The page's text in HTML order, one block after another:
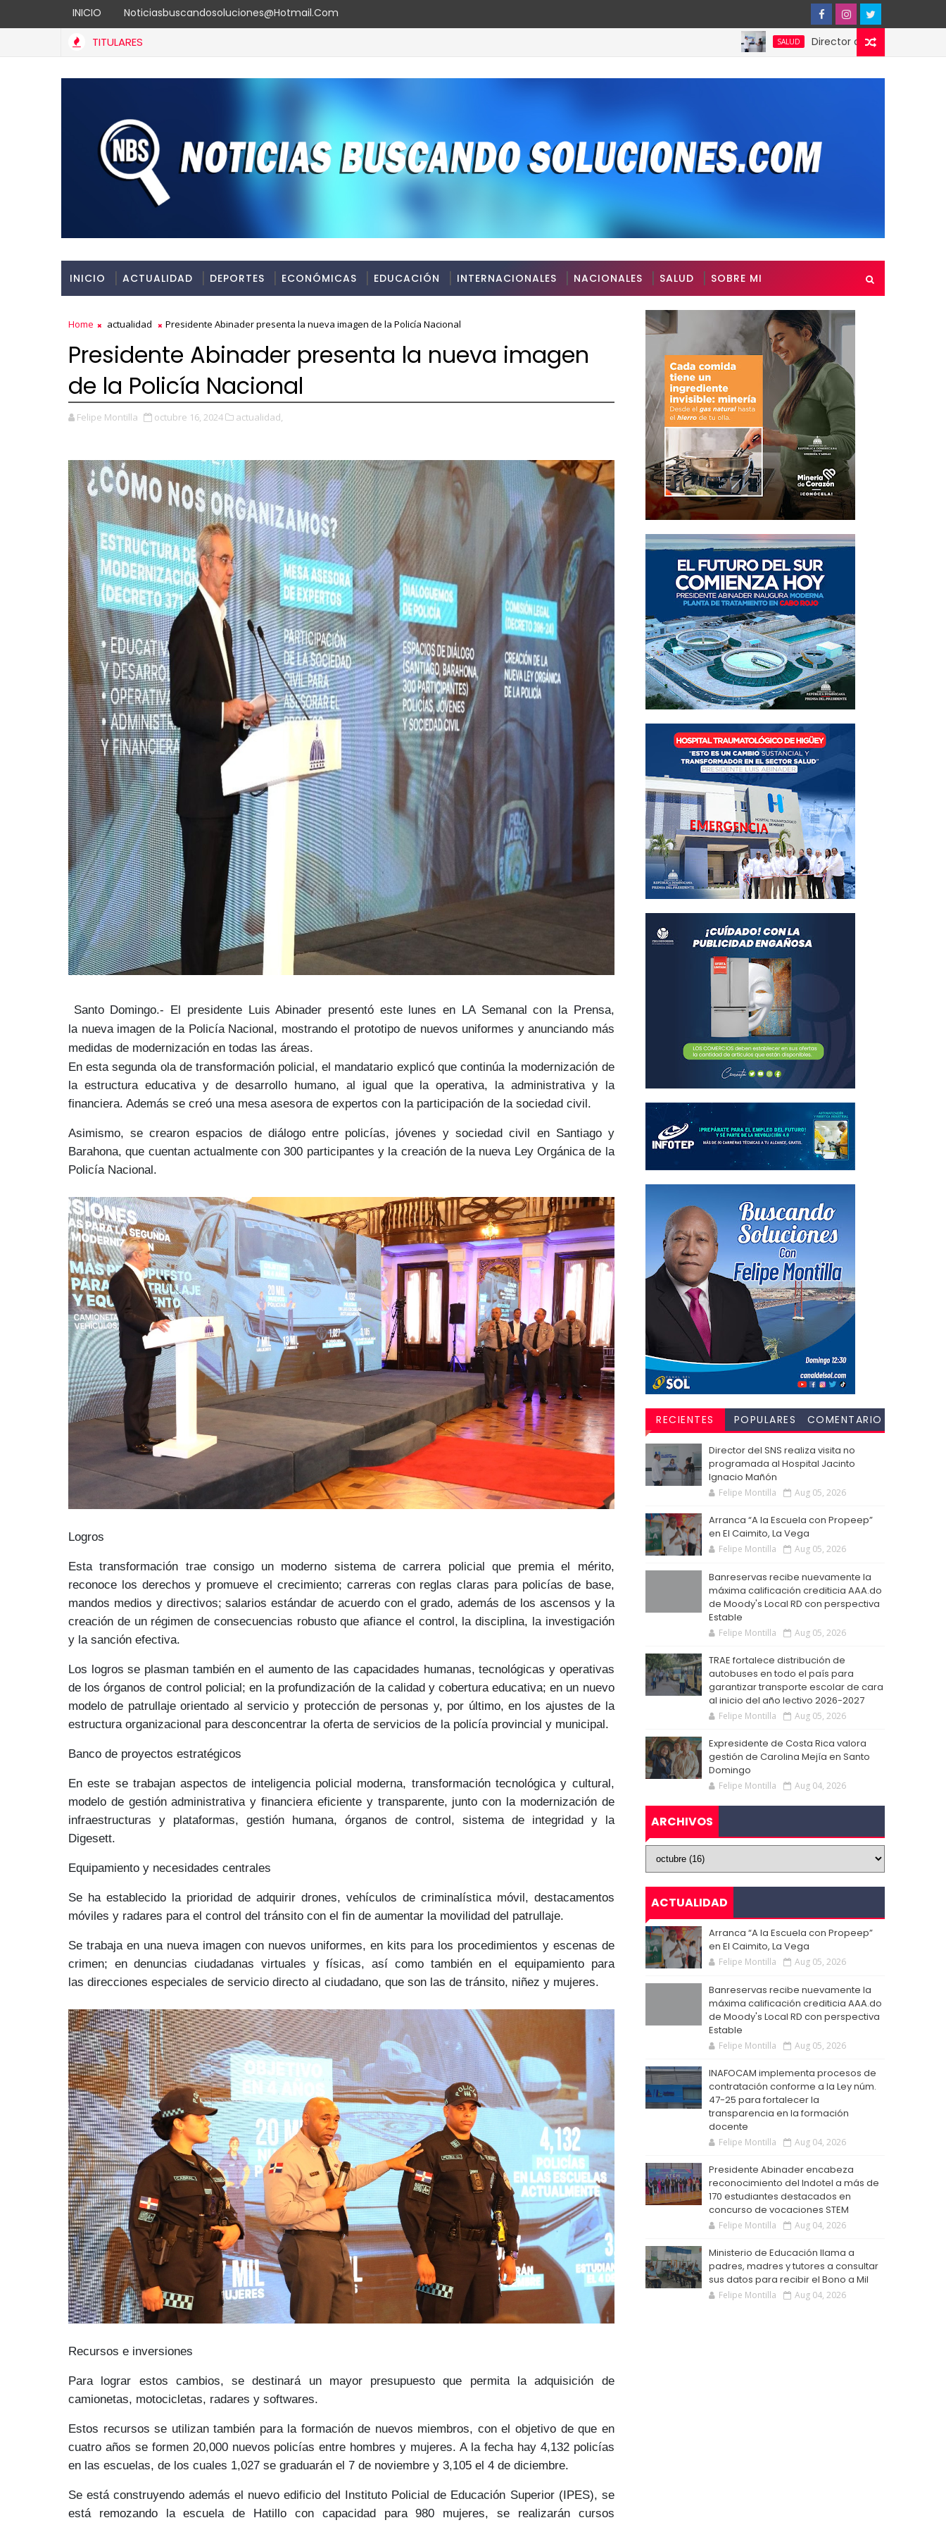
INICIO Noticiasbuscandosoluciones@hotmail.com
TITULARES Director del SNS realiza visita no
INICIO ACTUALIDAD DEPORTES ECONÓMICAS EDUCACIÓN INTERNACIONALES NACIONALES SALUD SOBRE MI
Home actualidad Presidente Abinader presenta la nueva imagen de la Policía Nacional
Presidente Abinader presenta la nueva imagen
de la Policía Nacional
Felipe Montilla octubre 16, 2024 actualidad,
Santo Domingo.- El presidente Luis Abinader presentó este lunes en LA Semanal con la Prensa,
la nueva imagen de la Policía Nacional, mostrando el prototipo de nuevos uniformes y anunciando más
medidas de modernización en todas las áreas.
En estasegunda ola de transformación policial, el mandatario explicó que continúa la modernización de
la estructura educativa y de desarrollo humano, al igual que la operativa, la administrativa y la
financiera. Además se creó una mesa asesora de expertos con la participación de la sociedad civil.
Asimismo, se crearonespacios de diálogo entre policías, jóvenes y sociedad civil en Santiago y
Barahona, que cuentan actualmente con 300 participantes y la creación de la nueva Ley Orgánica de la
Policía Nacional.
Logros
Esta transformación trae consigo un moderno sistema de carrera policial que premia el mérito,
reconoce los derechos y promueve el crecimiento; carreras con reglas claras para policías de base,
mandos medios y directivos; salarios estándar de acuerdo con el grado, además de los ascensos y la
creación de un régimen de consecuencias robustoque afiance el control, la disciplina, la investigación
y la sanción efectiva.
Los logros se plasman también en el aumento de las capacidades humanas, tecnológicas y operativas
de los órganos de control policial; en la profundización de la calidad y cobertura educativa; en un nuevo
modelo de patrullaje orientado al servicio y protección de personas y, por último, en los ajustes de la
estructura organizacional para desconcentrar la oferta de servicios de la policía provincial y municipal.
Banco de proyectos estratégicos
En este se trabajan aspectos de inteligencia policial moderna, transformación tecnológica y cultural,
modelo de gestión administrativa y financiera eficiente y transparente, junto con la modernización de
infraestructuras y plataformas, gestión humana, órganos de control, sistema de integridad y la
Digesett.
Equipamiento y necesidades centrales
Se ha establecido la prioridad de adquirir drones, vehículos de criminalística móvil, destacamentos
móviles y radares para el control del tránsito con el fin de aumentar la movilidad del patrullaje.
Se trabaja en una nueva imagen con nuevos uniformes, en kits para los procedimientos y escenas de
crimen; en denuncias ciudadanas virtuales y físicas, así como también en el equipamiento para
las direcciones especiales de servicio directo al ciudadano, que son las de tránsito, niñez y mujeres.
Recursos e inversiones
Para lograr estos cambios, se destinará un mayor presupuesto que permita laadquisición de
camionetas, motocicletas, radares y softwares.
Estos recursos se utilizan también para la formación de nuevos miembros, con el objetivo de que en
cuatro años se formen 20,000 nuevos policías entre hombres y mujeres. A la fecha hay 4,132 policías
en las escuelas, de los cuales 1,027 se graduarán el 7 de noviembre y 3,105 el 4 de diciembre.
Se está construyendo además el nuevo edificio del Instituto Policial de Educación Superior (IPES), se
está remozando la escuela de Hatillo con capacidad para 980 mujeres, se realizarán cursos
RECIENTES POPULARES
COMENTARIO
Director del SNS realiza visita no
programada al Hospital Jacinto
Ignacio Mañón
Felipe Montilla Aug 05, 2026
Arranca “A la Escuela con Propeep”
en El Caimito, La Vega
Felipe Montilla Aug 05, 2026
Banreservas recibe nuevamente la
máxima calificación crediticia AAA.do
de Moody's Local RD con perspectiva
Estable
Felipe Montilla Aug 05, 2026
TRAE fortalece distribución de
autobuses en todo el país para
garantizar transporte escolar de cara
al inicio del año lectivo 2026-2027
Felipe Montilla Aug 05, 2026
Expresidente de Costa Rica valora
gestión de Carolina Mejía en Santo
Domingo
Felipe Montilla Aug 04, 2026
ARCHIVOS
ACTUALIDAD
Arranca “A la Escuela con Propeep”
en El Caimito, La Vega
Felipe Montilla Aug 05, 2026
Banreservas recibe nuevamente la
máxima calificación crediticia AAA.do
de Moody's Local RD con perspectiva
Estable
Felipe Montilla Aug 05, 2026
INAFOCAM implementa procesos de
contratación conforme a la Ley núm.
47-25 para fortalecer la
transparencia en la formación
docente
Felipe Montilla Aug 04, 2026
Presidente Abinader encabeza
reconocimiento del Indotel a más de
170 estudiantes destacados en
concurso de vocaciones STEM
Felipe Montilla Aug 04, 2026
Ministerio de Educación llama a
padres, madres y tutores a consultar
sus datos para recibir el Bono a Mil
Felipe Montilla Aug 04, 2026